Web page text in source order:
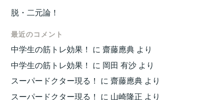
脱・二元論！
最近のコメント
中学生の筋トレ効果！ に齋藤應典 より
中学生の筋トレ効果！ に 岡田 有沙 より
スーパードクター現る！ に齋藤應典 より
スーパードクター現る！ に 山崎隆正 より